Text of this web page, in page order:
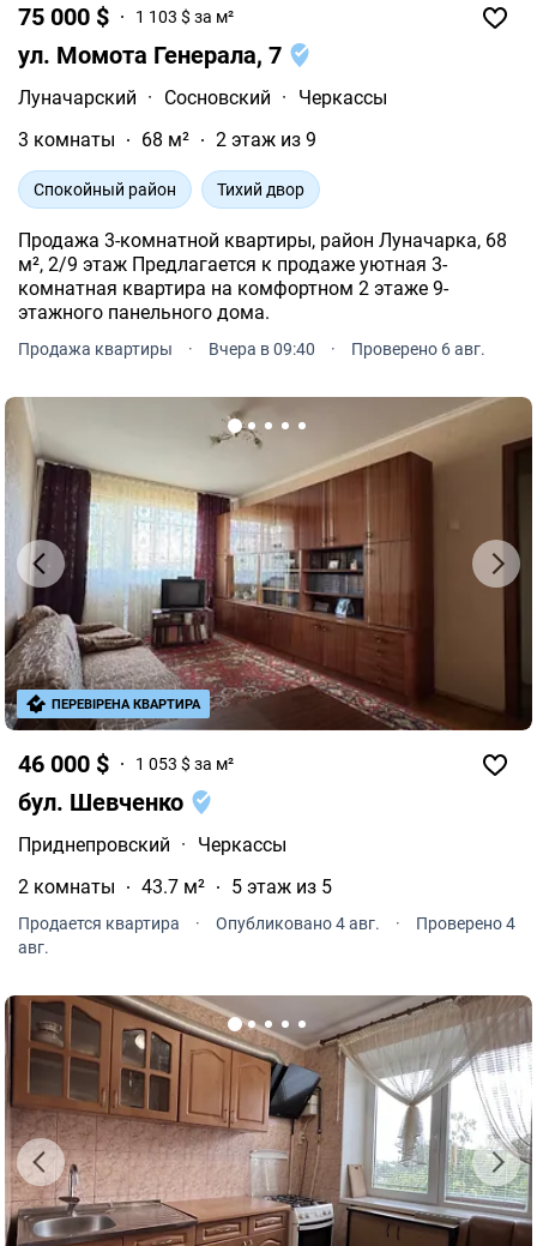
75 000 $ 1 103 $ за м²
ул. Момота Генерала, 7
Луначарский · Сосновский ·
Черкассы
3 комнаты
68 м² 2 этаж из 9
Спокойный район Тихий двор
Продажа 3-комнатной квартиры, район Луначарка, 68
м², 2/9 этаж Предлагается к продаже уютная 3-
комнатная квартира на комфортном 2 этаже 9-
этажного панельного дома.
Продажа квартиры · Вчера в 09:40 · Проверено 6 авг.
46 000 $ 1 053 $ за м²
бул. Шевченко
Приднепровский ·
Черкассы
2 комнаты
43.7 м² 5 этаж из 5
Продается квартира · Опубликовано 4 авг. ·
Проверено 4
авг.
ПЕРЕВІРЕНА КВАРТИРА